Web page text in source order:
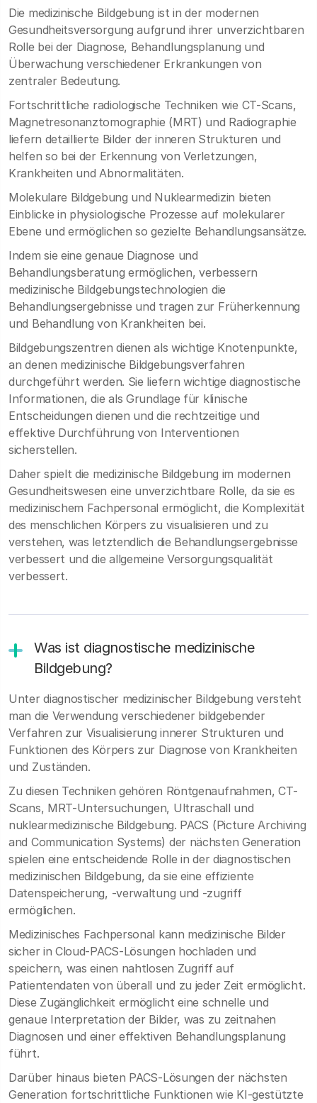
Die medizinische Bildgebung ist in der modernen
Gesundheitsversorgung aufgrund ihrer unverzichtbaren
Rolle bei der Diagnose, Behandlungsplanung und
Überwachung verschiedener Erkrankungen von
zentraler Bedeutung.
Fortschrittliche radiologische Techniken wie CT-Scans,
Magnetresonanztomographie (MRT) und Radiographie
liefern detaillierte Bilder der inneren Strukturen und
helfen so bei der Erkennung von Verletzungen,
Krankheiten und Abnormalitäten.
Molekulare Bildgebung und Nuklearmedizin bieten
Einblicke in physiologische Prozesse auf molekularer
Ebene und ermöglichen so gezielte Behandlungsansätze.
Indem sie eine genaue Diagnose und
Behandlungsberatung ermöglichen, verbessern
medizinische Bildgebungstechnologien die
Behandlungsergebnisse und tragen zur Früherkennung
und Behandlung von Krankheiten bei.
Bildgebungszentren dienen als wichtige Knotenpunkte,
an denen medizinische Bildgebungsverfahren
durchgeführt werden. Sie liefern wichtige diagnostische
Informationen, die als Grundlage für klinische
Entscheidungen dienen und die rechtzeitige und
effektive Durchführung von Interventionen
sicherstellen.
Daher spielt die medizinische Bildgebung im modernen
Gesundheitswesen eine unverzichtbare Rolle, da sie es
medizinischem Fachpersonal ermöglicht, die Komplexität
des menschlichen Körpers zu visualisieren und zu
verstehen, was letztendlich die Behandlungsergebnisse
verbessert und die allgemeine Versorgungsqualität
verbessert.
Was ist diagnostische medizinische
Bildgebung?
Unter diagnostischer medizinischer Bildgebung versteht
man die Verwendung verschiedener bildgebender
Verfahren zur Visualisierung innerer Strukturen und
Funktionen des Körpers zur Diagnose von Krankheiten
und Zuständen.
Zu diesen Techniken gehören Röntgenaufnahmen, CT-
Scans, MRT-Untersuchungen, Ultraschall und
nuklearmedizinische Bildgebung. PACS (Picture Archiving
and Communication Systems) der nächsten Generation
spielen eine entscheidende Rolle in der diagnostischen
medizinischen Bildgebung, da sie eine effiziente
Datenspeicherung, -verwaltung und -zugriff
ermöglichen.
Medizinisches Fachpersonal kann medizinische Bilder
sicher in Cloud-PACS-Lösungen hochladen und
speichern, was einen nahtlosen Zugriff auf
Patientendaten von überall und zu jeder Zeit ermöglicht.
Diese Zugänglichkeit ermöglicht eine schnelle und
genaue Interpretation der Bilder, was zu zeitnahen
Diagnosen und einer effektiven Behandlungsplanung
führt.
Darüber hinaus bieten PACS-Lösungen der nächsten
Generation fortschrittliche Funktionen wie KI-gestützte